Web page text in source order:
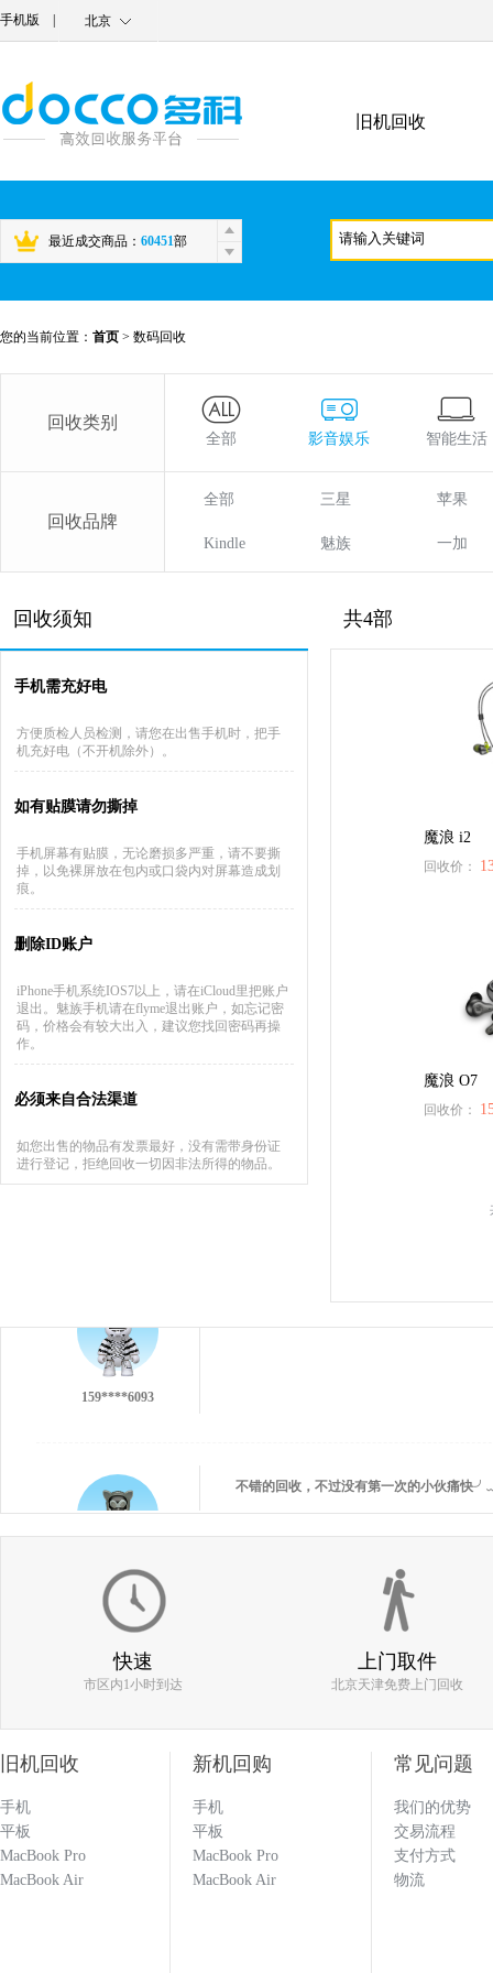
手机版 北京
旧机回收
最近成交商品： 60451部
您的当前位置： 首页 > 数码回收
回收类别
全部 影音娱乐 智能生活
回收品牌
全部 三星 苹果
Kindle 魅族 一加
回收须知
手机需充好电
方便质检人员检测，请您在出售手机时，把手
机充好电（不开机除外）。
如有贴膜请勿撕掉
手机屏幕有贴膜，无论磨损多严重，请不要撕
掉，以免裸屏放在包内或口袋内对屏幕造成划
痕。
删除ID账户
iPhone手机系统IOS7以上，请在iCloud里把账户
退出。魅族手机请在flyme退出账户，如忘记密
码，价格会有较大出入，建议您找回密码再操
作。
必须来自合法渠道
如您出售的物品有发票最好，没有需带身份证
进行登记，拒绝回收一切因非法所得的物品。
共4部
魔浪 i2
回收价：
魔浪 O7
回收价：
186****0977
估价比其他平台高 打款效率快 机器回收找
回收闲置的手机必选多科 打款效率快 估价
科就对了！！！
快速
市区内1小时到达
上门取件
北京天津免费上门回收
常见问题
我们的优势
交易流程
支付方式
物流
新机回购
手机
平板
MacBook Pro
MacBook Air
旧机回收
手机
平板
MacBook Pro
MacBook Air